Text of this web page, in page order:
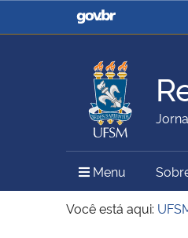
Casa Civil
Ministério da
Pecuária e
Ministério do Meio
Menu Menu
Você está aqui: